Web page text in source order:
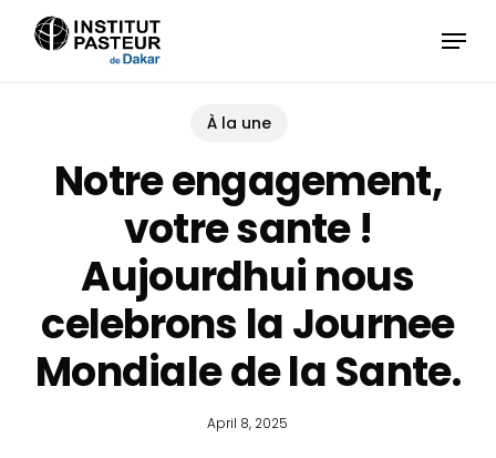
Menu
À la une
Notre engagement,
votre sante !
Aujourdhui nous
celebrons la Journee
Mondiale de la Sante.
April 8, 2025